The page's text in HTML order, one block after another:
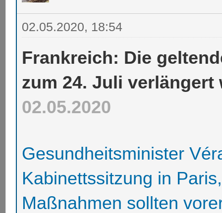
02.05.2020, 18:54
Frankreich: Die
zum 24. Juli verlängert
02.05.2020
Gesundheitsminister
Kabinettssitzung in
Maßnahmen sollten